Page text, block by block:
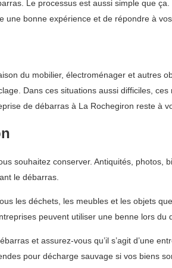
Le processus est aussi simple que
une bonne expérience et de répondre à
du mobilier, électroménager et autres
Dans ces situations aussi difficiles,
de débarras à La Rochegiron reste à
souhaitez conserver. Antiquités,
le débarras.
les déchets, les meubles et les objets
peuvent utiliser une benne lors
et assurez-vous qu’il s’agit d’une
pour décharge sauvage si vos biens